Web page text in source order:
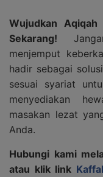
Wujudkan
Sekarang!
menjemput
hadir sebagai
sesuai syariat
menyediakan
masakan lezat
Anda.
Hubungi kami
atau klik link